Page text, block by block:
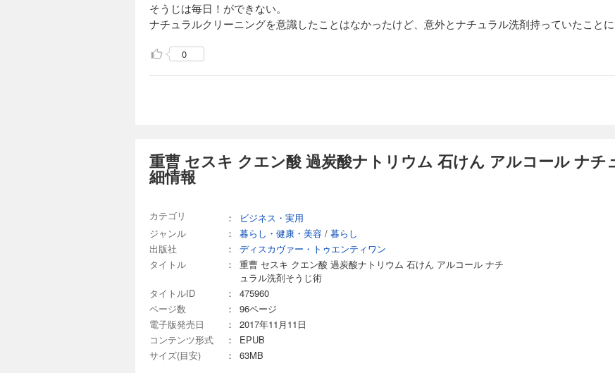
そうじは毎日！ができない。
ナチュラルクリーニングを意識したことはなかったけど、意外とナチュラル洗剤持っていたことに
0
重曹 セスキ クエン酸 過炭酸ナトリウム 石けん アルコール ナチ
細情報
カテゴリ ：
ビジネス・実用
ジャンル
： 暮らし・健康・美容 / 暮らし
出版社
：
ディスカヴァー・トゥエンティワン
タイトル
：
重曹 セスキ クエン酸 過炭酸ナトリウム 石けん アルコール ナチ
ュラル洗剤そうじ術
タイトルID
：
475960
ページ数
：
96ページ
電子版発売日
：
2017年11月11日
コンテンツ形式
：
EPUB
サイズ(目安)
： 63MB